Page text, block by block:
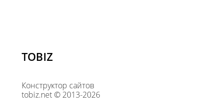
TOBIZ
Конструктор сайтов
tobiz.net © 2013-2026